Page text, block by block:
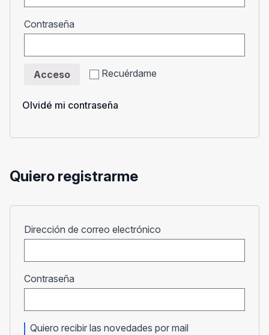
Contraseña
Recuérdame
Acceso
Olvidé mi contraseña
Quiero registrarme
Dirección de correo electrónico
Contraseña
Quiero recibir las novedades por mail